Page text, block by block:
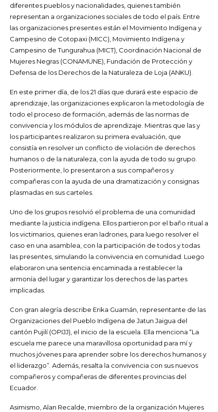
diferentes pueblos y nacionalidades, quienes también
representan a organizaciones sociales de todo el país. Entre
las organizaciones presentes están el Movimiento Indígena y
Campesino de Cotopaxi (MICC), Movimiento Indígena y
Campesino de Tungurahua (MICT), Coordinación Nacional de
Mujeres Negras (CONAMUNE), Fundación de Protección y
Defensa de los Derechos de la Naturaleza de Loja (ANKU).
En este primer día, de los 21 días que durará este espacio de
aprendizaje, las organizaciones explicaron la metodología de
todo el proceso de formación, además de las normas de
convivencia y los módulos de aprendizaje. Mientras que las y
los participantes realizaron su primera evaluación, que
consistía en resolver un conflicto de violación de derechos
humanos o de la naturaleza, con la ayuda de todo su grupo.
Posteriormente, lo presentaron a sus compañeros y
compañeras con la ayuda de una dramatización y consignas
plasmadas en sus carteles.
Uno de los grupos resolvió el problema de una comunidad
mediante la justicia indígena. Ellos partieron por el baño ritual a
los victimarios, quienes eran ladrones, para luego resolver el
caso en una asamblea, con la participación de todos y todas
las presentes, simulando la convivencia en comunidad. Luego
elaboraron una sentencia encaminada a restablecer la
armonía del lugar y garantizar los derechos de las partes
implicadas.
Con gran alegría describe Erika Guamán, representante de las
Organizaciones del Pueblo Indígena de Jatun Jaigua del
cantón Pujilí (OPIJJ), el inicio de la escuela. Ella menciona “La
escuela me parece una maravillosa oportunidad para mí y
muchos jóvenes para aprender sobre los derechos humanos y
el liderazgo”. Además, resalta la convivencia con sus nuevos
compañeros y compañeras de diferentes provincias del
Ecuador.
Asimismo, Alan Recalde, miembro de la organización Mujeres